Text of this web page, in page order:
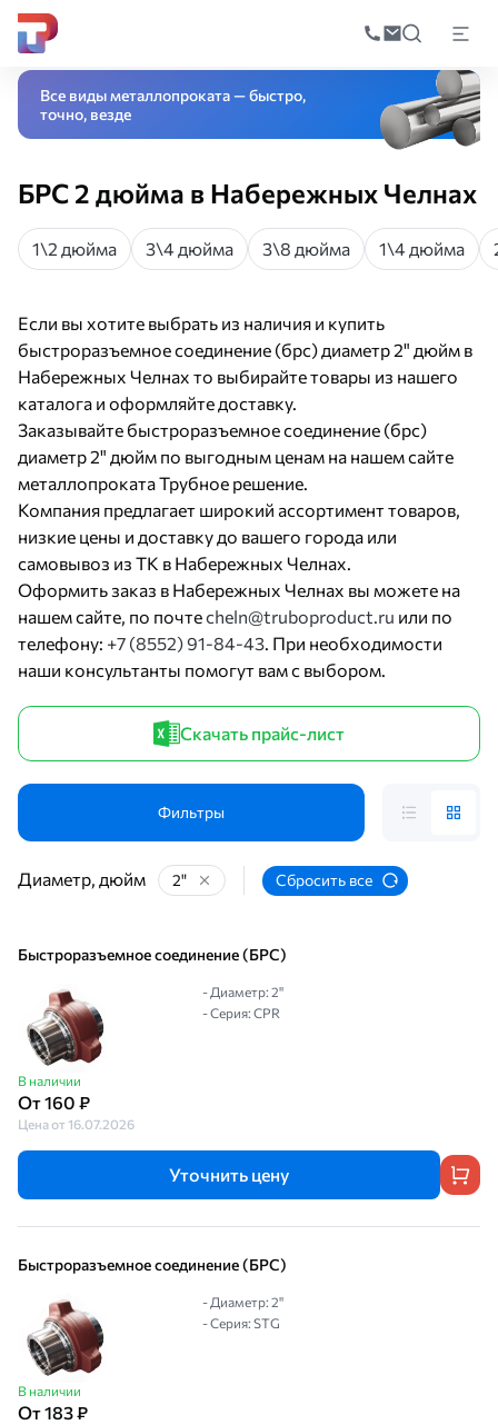
по
Главная Соединительные
Все виды металлопроката — быстро,
точно, везде
БРС 2 дюйма в Набережных Челнах
1\2 дюйма 3\4 дюйма 3\8 дюйма 1\4 дюйма
Если вы хотите выбрать из наличия и купить
быстроразъемное соединение (брс) диаметр 2" дюйм в
Набережных Челнах то выбирайте товары из нашего
каталога и оформляйте доставку.
Заказывайте быстроразъемное соединение (брс)
диаметр 2" дюйм по выгодным ценам на нашем сайте
металлопроката Трубное решение.
Компания предлагает широкий ассортимент товаров,
низкие цены и доставку до вашего города или
самовывоз из ТК в Набережных Челнах.
Оформить заказ в Набережных Челнах вы можете на
нашем сайте, по почтеcheln@truboproduct.ru или по
телефону: +7 (8552) 91-84-43. При необходимости
наши консультанты помогут вам с выбором.
Скачать прайс-лист
Фильтры
Диаметр, дюйм 2" Сбросить все
Быстроразъемное соединение (БРС)
В наличии
От 160 ₽
Цена от 16.07.2026
- Диаметр: 2"
- Серия: CPR
Уточнить цену
Быстроразъемное соединение (БРС)
В наличии
От 183 ₽
- Диаметр: 2"
- Серия: STG